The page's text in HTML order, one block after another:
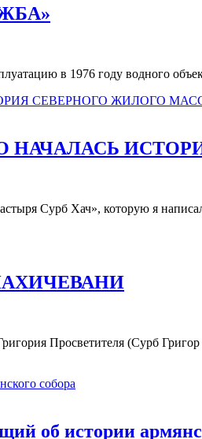
в 1976 году водного
НАЧАЛАСЬ
Сурб Хач», которую я
Просветителя (Сурб
об истории